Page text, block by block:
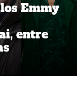
Emmy
entre